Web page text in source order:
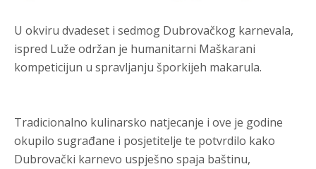
U okviru dvadeset i sedmog Dubrovačkog karnevala,
ispred Luže održan je humanitarni Maškarani
kompeticijun u spravljanju šporkijeh makarula.
Tradicionalno kulinarsko natjecanje i ove je godine
okupilo sugrađane i posjetitelje te potvrdilo kako
Dubrovački karnevo uspješno spaja baštinu,